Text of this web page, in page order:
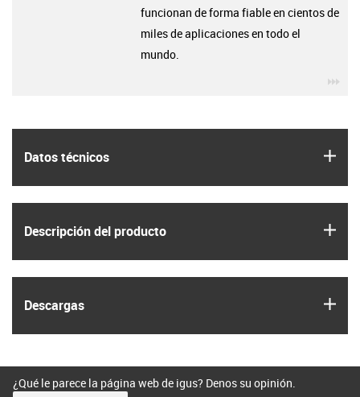
Datos técnicos
Descripción del producto
Descargas
funcionan de forma fiable en cientos de
miles de aplicaciones en todo el
mundo.
¿Qué le parece la página web de igus? Denos su opinión.